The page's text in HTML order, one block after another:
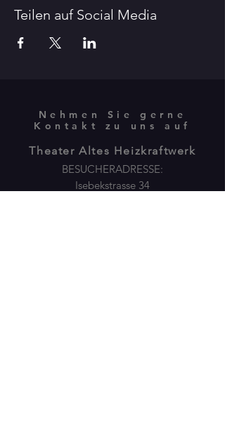
Teilen auf Social Media
Nehmen Sie gerne
Kontakt zu uns auf
Theater Altes Heizkraftwerk
BESUCHERADRESSE:
Isebekstrasse 34